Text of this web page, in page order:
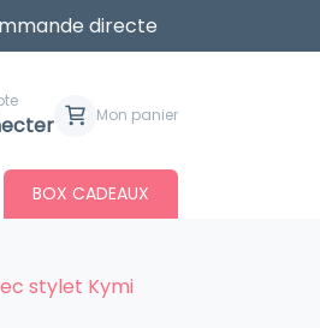
directe
Mon panier
BOX CADEAUX
stylet Kymi